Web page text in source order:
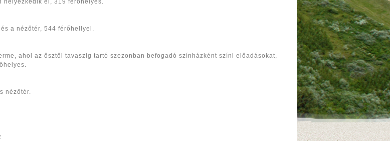
helyezkedik el, 319 férőhelyes.
a nézőtér, 544 férőhellyel.
ahol az ősztől tavaszig tartó szezonban befogadó színházként színi előadásokat,
nézőtér.